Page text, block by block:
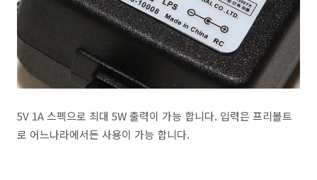
5V 1A 스펙으로 최대 5W 출력이 가능 합니다. 입력은 프리볼트
로 어느나라에서든 사용이 가능 합니다.